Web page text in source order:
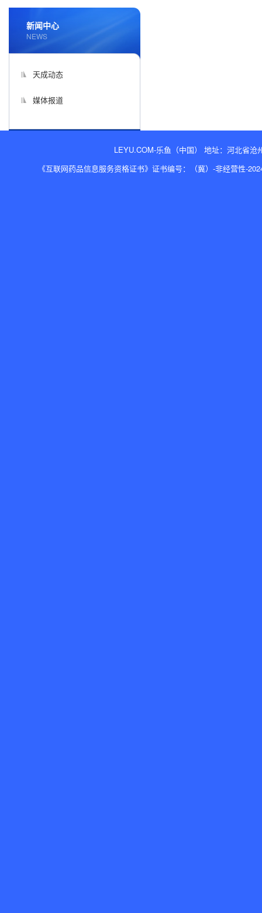
新闻中心
NEWS
天成动态
媒体报道
LEYU.COM-乐鱼（中国） 地址：河北省
《互联网药品信息服务资格证书》证书编号：（冀）-非经营性-